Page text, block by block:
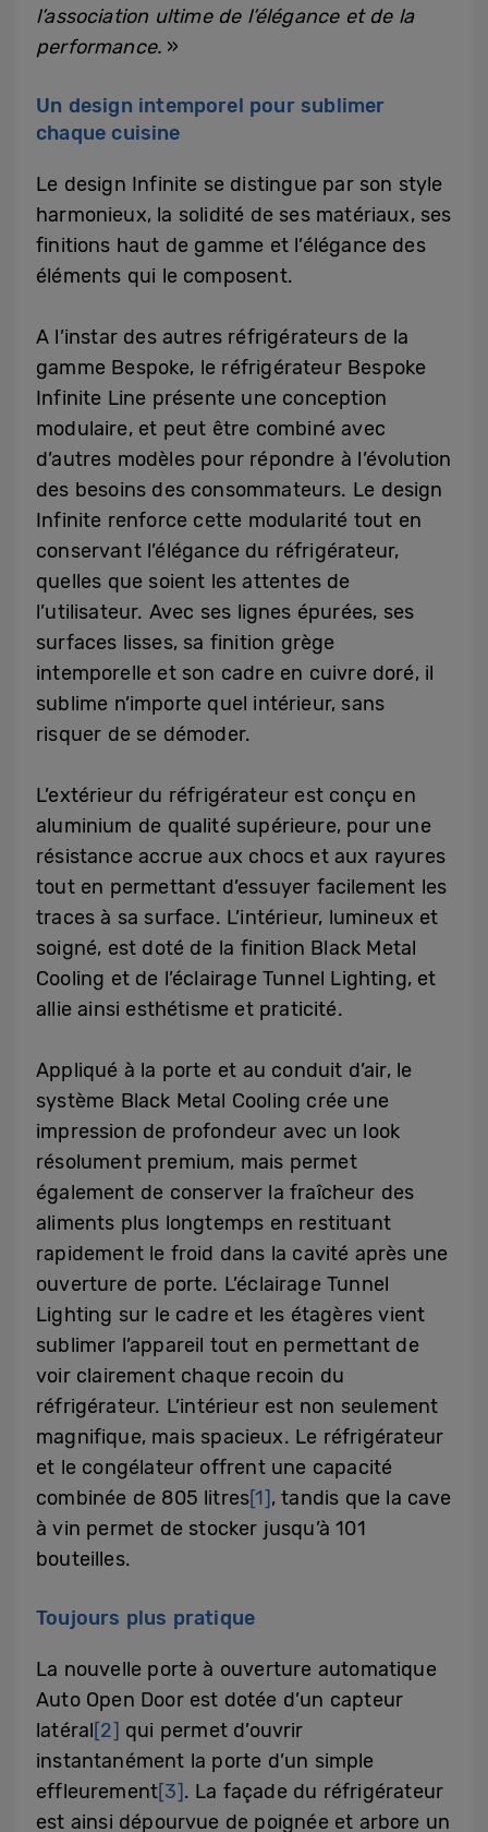
l’association ultime de l’élégance et de la
performance. »
Un design intemporel pour sublimer
chaque cuisine
Le design Infinite se distingue par son style
harmonieux, la solidité de ses matériaux, ses
finitions haut de gamme et l’élégance des
éléments qui le composent.
A l’instar des autres réfrigérateurs de la
gamme Bespoke, le réfrigérateur Bespoke
Infinite Line présente une conception
modulaire, et peut être combiné avec
d’autres modèles pour répondre à l’évolution
des besoins des consommateurs. Le design
Infinite renforce cette modularité tout en
conservant l’élégance du réfrigérateur,
quelles que soient les attentes de
l’utilisateur. Avec ses lignes épurées, ses
surfaces lisses, sa finition grège
intemporelle et son cadre en cuivre doré, il
sublime n’importe quel intérieur, sans
risquer de se démoder.
L’extérieur du réfrigérateur est conçu en
aluminium de qualité supérieure, pour une
résistance accrue aux chocs et aux rayures
tout en permettant d’essuyer facilement les
traces à sa surface. L’intérieur, lumineux et
soigné, est doté de la finition Black Metal
Cooling et de l’éclairage Tunnel Lighting, et
allie ainsi esthétisme et praticité.
Appliqué à la porte et au conduit d’air, le
système Black Metal Cooling crée une
impression de profondeur avec un look
résolument premium, mais permet
également de conserver la fraîcheur des
aliments plus longtemps en restituant
rapidement le froid dans la cavité après une
ouverture de porte. L’éclairage Tunnel
Lighting sur le cadre et les étagères vient
sublimer l’appareil tout en permettant de
voir clairement chaque recoin du
réfrigérateur. L’intérieur est non seulement
magnifique, mais spacieux. Le réfrigérateur
et le congélateur offrent une capacité
combinée de 805 litres[1], tandis que la cave
à vin permet de stocker jusqu’à 101
bouteilles.
Toujours plus pratique
La nouvelle porte à ouverture automatique
Auto Open Door est dotée d’un capteur
latéral[2] qui permet d’ouvrir
instantanément la porte d’un simple
effleurement[3]. La façade du réfrigérateur
est ainsi dépourvue de poignée et arbore un